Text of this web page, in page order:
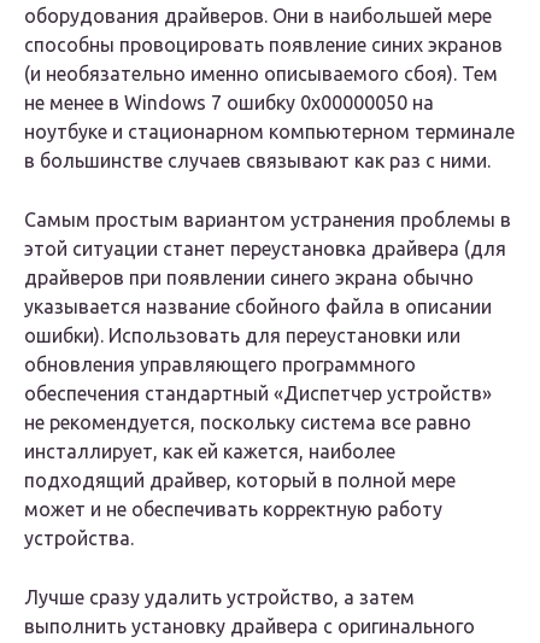
оборудования драйверов. Они в наибольшей мере
способны провоцировать появление синих экранов
(и необязательно именно описываемого сбоя). Тем
не менее в Windows 7 ошибку 0x00000050 на
ноутбуке и стационарном компьютерном терминале
в большинстве случаев связывают как раз с ними.
Самым простым вариантом устранения проблемы в
этой ситуации станет переустановка драйвера (для
драйверов при появлении синего экрана обычно
указывается название сбойного файла в описании
ошибки). Использовать для переустановки или
обновления управляющего программного
обеспечения стандартный «Диспетчер устройств»
не рекомендуется, поскольку система все равно
инсталлирует, как ей кажется, наиболее
подходящий драйвер, который в полной мере
может и не обеспечивать корректную работу
устройства.
Лучше сразу удалить устройство, а затем
выполнить установку драйвера с оригинального